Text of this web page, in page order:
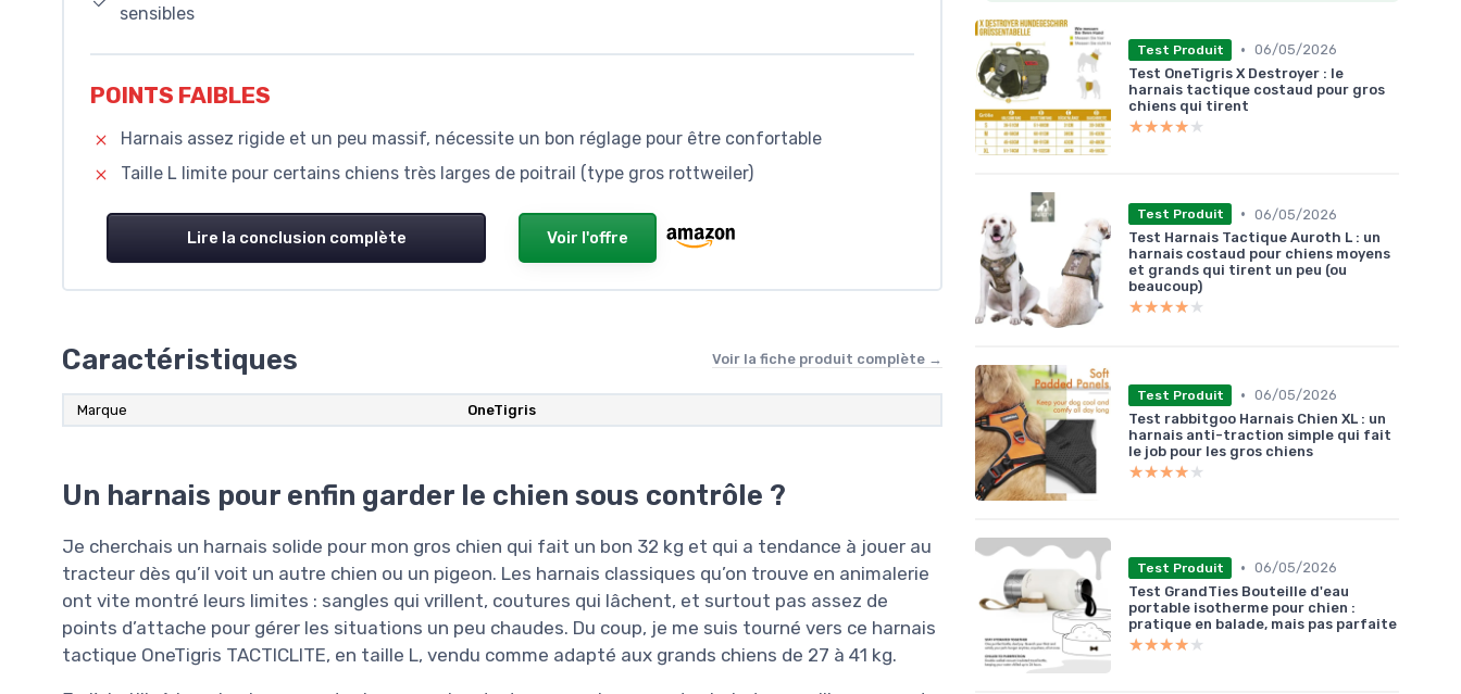
sensibles
POINTS FAIBLES
Harnais assez rigide et un peu massif, nécessite un bon réglage pour être confortable
Taille L limite pour certains chiens très larges de poitrail (type gros rottweiler)
Lire la conclusion complète Voir l'offre
Caractéristiques Voir la fiche produit complète →
Marque OneTigris
Un harnais pour enfin garder le chien sous contrôle ?
Je cherchais un harnais solide pour mon gros chien qui fait un bon 32 kg et qui a tendance à jouer au
tracteur dès qu’il voit un autre chien ou un pigeon. Les harnais classiques qu’on trouve en animalerie
ont vite montré leurs limites : sangles qui vrillent, coutures qui lâchent, et surtout pas assez de
points d’attache pour gérer les situations un peu chaudes. Du coup, je me suis tourné vers ce harnais
tactique OneTigris TACTICLITE, en taille L, vendu comme adapté aux grands chiens de 27 à 41 kg.
Test Produit • 06/05/2026
Test OneTigris X Destroyer : le
harnais tactique costaud pour gros
chiens qui tirent
★★★★★
★★★★★
Test Produit • 06/05/2026
Test Harnais Tactique Auroth L : un
harnais costaud pour chiens moyens
et grands qui tirent un peu (ou
beaucoup)
★★★★★
★★★★★
Test Produit • 06/05/2026
Test rabbitgoo Harnais Chien XL : un
harnais anti-traction simple qui fait
le job pour les gros chiens
★★★★★
★★★★★
Test Produit • 06/05/2026
Test GrandTies Bouteille d'eau
portable isotherme pour chien :
pratique en balade, mais pas parfaite
★★★★★
★★★★★